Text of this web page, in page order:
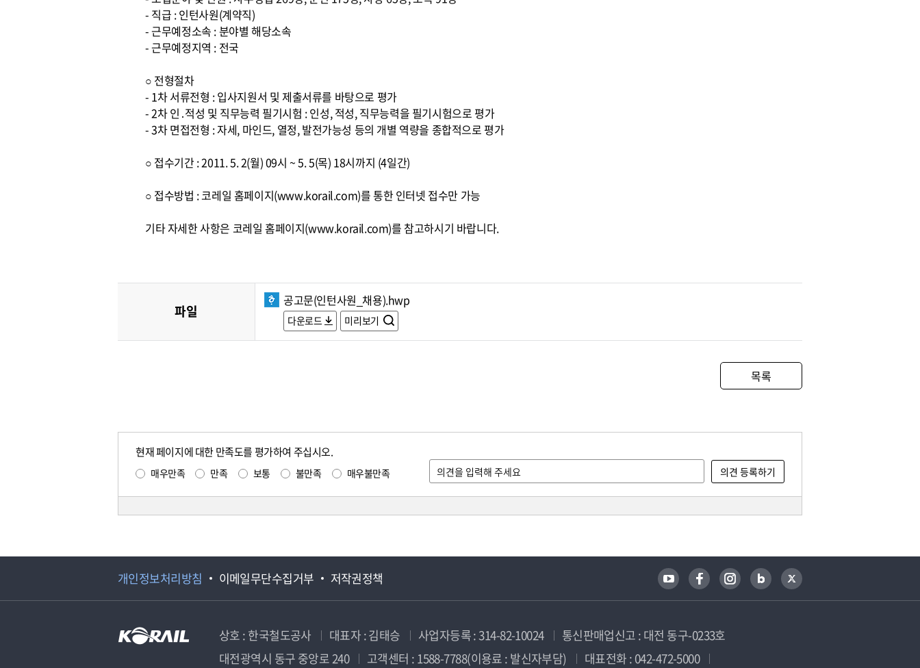
- 직급 : 인턴사원(계약직)
- 근무예정소속 : 분야별 해당소속
- 근무예정지역 : 전국
○ 전형절차
- 1차 서류전형 : 입사지원서 및 제출서류를 바탕으로 평가
- 2차 인․적성 및 직무능력 필기시험 : 인성, 적성, 직무능력을 필기시험으로 평가
- 3차 면접전형 : 자세, 마인드, 열정, 발전가능성 등의 개별 역량을 종합적으로 평가
○ 접수기간 : 2011. 5. 2(월) 09시 ~ 5. 5(목) 18시까지 (4일간)
○ 접수방법 : 코레일 홈페이지(www.korail.com)를 통한 인터넷 접수만 가능
기타 자세한 사항은 코레일 홈페이지(www.korail.com)를 참고하시기 바랍니다.
파일
공고문(인턴사원_채용).hwp
다운로드 미리보기
목록
현재 페이지에 대한 만족도를 평가하여 주십시오.
매우만족 만족 보통 불만족 매우불만족
개인정보처리방침 이메일무단수집거부 저작권정책
상호 : 한국철도공사 대표자 : 김태승 사업자등록 : 314-82-10024
통신판매업신고 : 대전 동구-0233호
대전광역시 동구 중앙로 240
고객센터 : 1588-7788(이용료 : 발신자부담) 대표전화 : 042-472-5000